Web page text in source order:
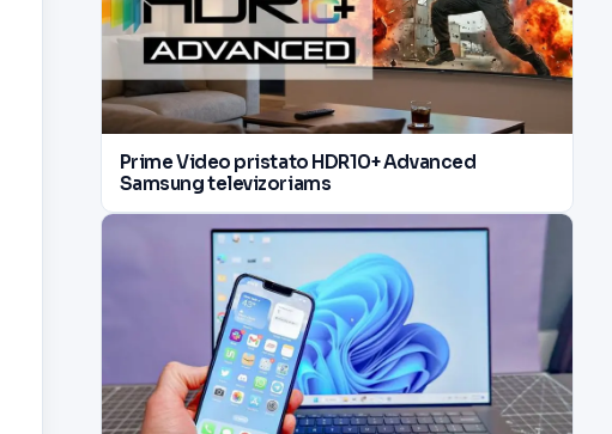
Prime Video pristato HDR10+ Advanced
Samsung televizoriams